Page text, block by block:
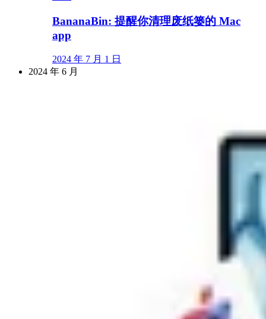
BananaBin: 提醒你清理废纸篓的 Mac
app
2024 年 7 月 1 日
2024 年 6 月